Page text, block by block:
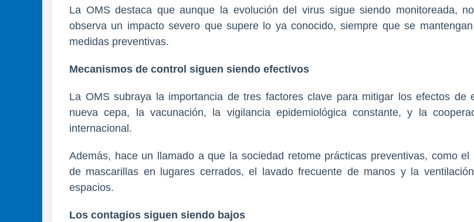
La OMS destaca que aunque la evolución del virus sigue siendo monitoreada,
observa un impacto severo que supere lo ya conocido, siempre que se
medidas preventivas.
Mecanismos de control siguen siendo efectivos
La OMS subraya la importancia de tres factores clave para mitigar los efectos de
nueva cepa, la vacunación, la vigilancia epidemiológica constante, y la
internacional.
Además, hace un llamado a que la sociedad retome prácticas preventivas, como el
de mascarillas en lugares cerrados, el lavado frecuente de manos y la
espacios.
Los contagios siguen siendo bajos